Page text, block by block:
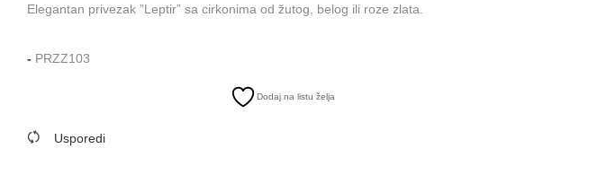
Elegantan privezak ”Leptir” sa cirkonima od žutog, belog ili roze zlata.
- PRZZ103
Dodaj na listu želja
Usporedi